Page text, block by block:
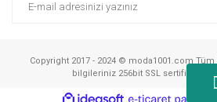
Copyright 2017 - 2024 © moda1001.com Tüm
bilgileriniz 256bit SSL sertifikası ile
ideasoft